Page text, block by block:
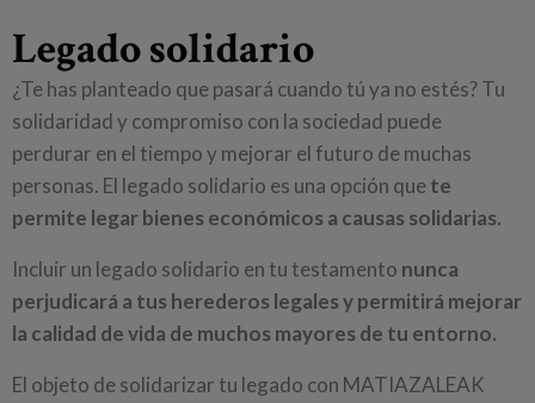
Legado solidario
¿Te has planteado que pasará cuando tú ya no estés? Tu
solidaridad y compromiso con la sociedad puede
perdurar en el tiempo y mejorar el futuro de muchas
personas. El legado solidario es una opción quete
permite legar bienes económicos a causas solidarias.
Incluir un legado solidario en tu testamento nunca
perjudicará a tus herederos legales y permitirá mejorar
la calidad de vida de muchos mayores de tu entorno.
El objeto de solidarizar tu legado con MATIAZALEAK